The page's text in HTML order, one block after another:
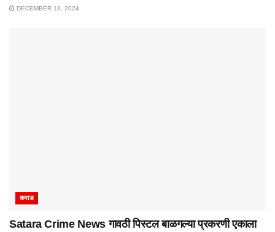
DECEMBER 18, 2024
कराड
Satara Crime News गावठी पिस्टल बाळगल्या प्रकरणी एकाला